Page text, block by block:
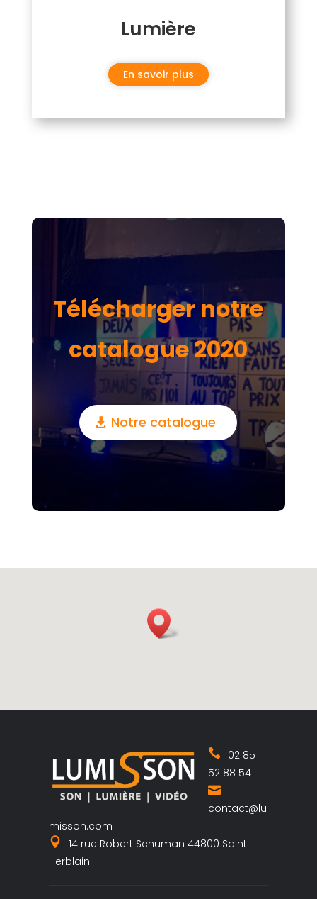
Lumière
En savoir plus
Télécharger notre
catalogue 2020
Notre catalogue
02 85
52 88 54
contact@lu
misson.com
14 rue Robert Schuman 44800 Saint
Herblain